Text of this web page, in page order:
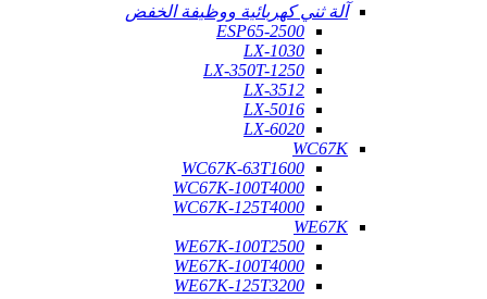
آلة ثني كهربائية ووظيفة الخفض
ESP65-2500
LX-1030
LX-350T-1250
LX-3512
LX-5016
LX-6020
WC67K
WC67K-63T1600
WC67K-100T4000
WC67K-125T4000
WE67K
WE67K-100T2500
WE67K-100T4000
WE67K-125T3200